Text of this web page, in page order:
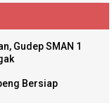
Gudep SMAN 1
Bersiap